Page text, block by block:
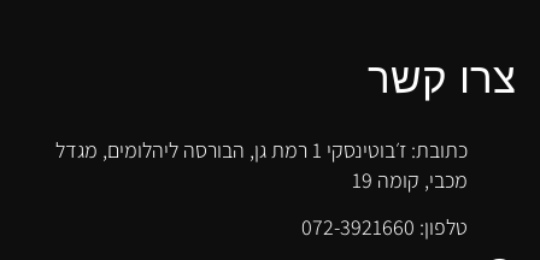
צרו קשר
כתובת: ז׳בוטינסקי 1 רמת גן, הבורסה ליהלומים, מגדל
מכבי, קומה 19
טלפון: 072-3921660